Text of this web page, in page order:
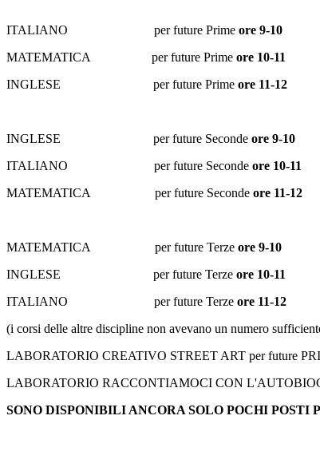
ITALIANO per future Prime ore 9-10
MATEMATICA per future Prime ore 10-11
INGLESE per future Prime ore 11-12
INGLESE per future Seconde ore 9-10
ITALIANO per future Seconde ore 10-11
MATEMATICA per future Seconde ore 11-12
MATEMATICA per future Terze ore 9-10
INGLESE per future Terze ore 10-11
ITALIANO per future Terze ore 11-12
(i corsi delle altre discipline non avevano un numero
LABORATORIO CREATIVO STREET ART per future
LABORATORIO RACCONTIAMOCI CON
SONO DISPONIBILI ANCORA SOLO POCHI